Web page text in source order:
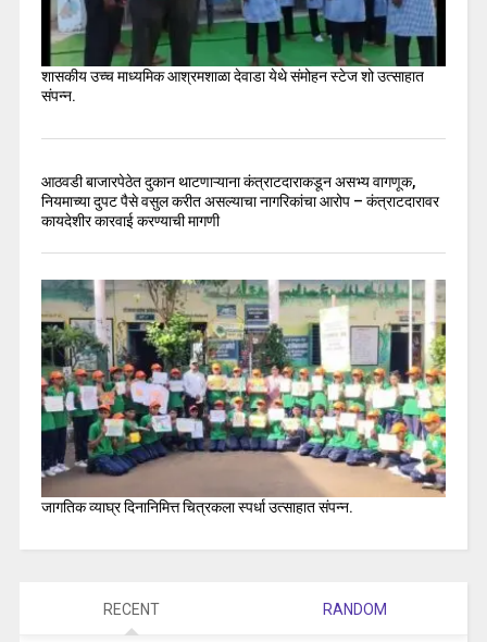
शासकीय उच्च माध्यमिक आश्रमशाळा देवाडा येथे संमोहन स्टेज शो उत्साहात
संपन्न.
आठवडी बाजारपेठेत दुकान थाटणाऱ्याना कंत्राटदाराकडून असभ्य वागणूक,
नियमाच्या दुपट पैसे वसुल करीत असल्याचा नागरिकांचा आरोप – कंत्राटदारावर
कायदेशीर कारवाई करण्याची मागणी
जागतिक व्याघ्र दिनानिमित्त चित्रकला स्पर्धा उत्साहात संपन्न.
RECENT RANDOM